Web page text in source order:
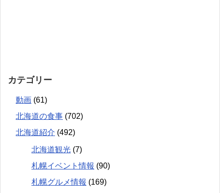
カテゴリー
動画 (61)
北海道の食事 (702)
北海道紹介 (492)
北海道観光 (7)
札幌イベント情報 (90)
札幌グルメ情報 (169)